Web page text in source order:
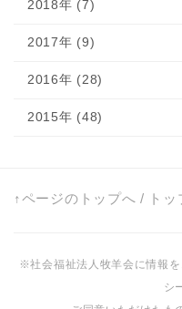
2018年 (7)
2017年 (9)
2016年 (28)
2015年 (48)
↑ページのトップへ / トッ
※社会福祉法人牧羊会に情報
シ